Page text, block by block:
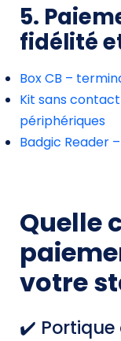
5.
fidélité
Box CB –
Kit sans
périphériques
Badgic Reader
Quelle
votre
✔️ Portique